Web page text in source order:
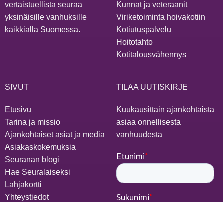
vertaistuellista seuraa
yksinäisille vanhuksille
kaikkialla Suomessa.
Kunnat ja veteraanit
Viriketoiminta hoivakotiin
Kotiutuspalvelu
Hoitotahto
Kotitalousvähennys
SIVUT
Etusivu
Tarina ja missio
Ajankohtaiset asiat ja media
Asiakaskokemuksia
Seuranan blogi
Hae Seuralaiseksi
Lahjakortti
Yhteystiedot
TILAA UUTISKIRJE
Kuukausittain ajankohtaista
asiaa onnellisesta
vanhuudesta